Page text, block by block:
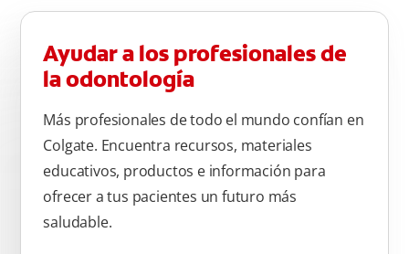
Ayudar a los profesionales de
la odontología
Más profesionales de todo el mundo confían en
Colgate. Encuentra recursos, materiales
educativos, productos e información para
ofrecer a tus pacientes un futuro más
saludable.